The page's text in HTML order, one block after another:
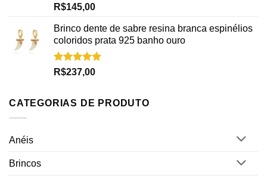
Avaliação
R$145,00
Brinco dente de sabre resina branca espinélios
coloridos prata 925 banho ouro
Avaliação
R$237,00
CATEGORIAS DE PRODUTO
Anéis
Brincos